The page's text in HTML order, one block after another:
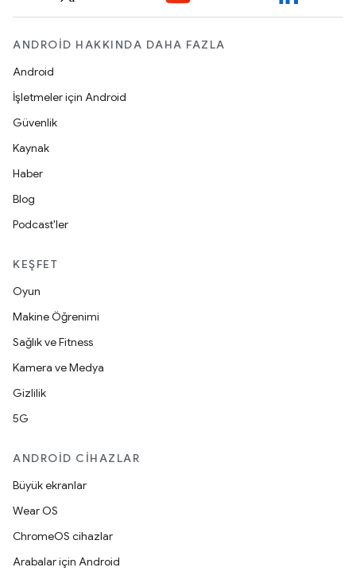
ANDROID HAKKINDA DAHA FAZLA
Android
İşletmeler için Android
Güvenlik
Kaynak
Haber
Blog
Podcast'ler
KEŞFET
Oyun
Makine Öğrenimi
Sağlık ve Fitness
Kamera ve Medya
Gizlilik
5G
ANDROID CIHAZLAR
Büyük ekranlar
Wear OS
ChromeOS cihazlar
Arabalar için Android